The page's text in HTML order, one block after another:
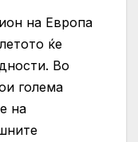
на Европа
ќе
Во
голема
на